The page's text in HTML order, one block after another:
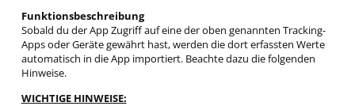
Funktionsbeschreibung
Sobald du der App Zugriff auf eine der oben genannten Tracking-
Apps oder Geräte gewährt hast, werden die dort erfassten Werte
automatisch in die App importiert. Beachte dazu die folgenden
Hinweise.
WICHTIGE HINWEISE: